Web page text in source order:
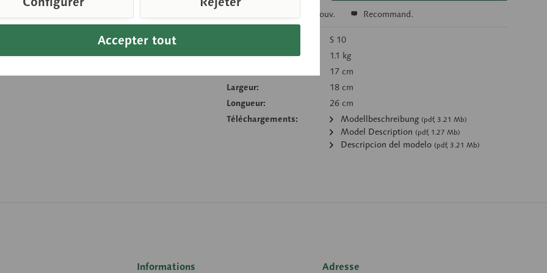
Se souv. Recommand.
S 10
Poids (en kg):
1.1 kg
17 cm
Largeur:
18 cm
Longueur:
26 cm
Téléchargements:
Modellbeschreibung (pdf, 3.21 Mb)
Model Description (pdf, 1.27 Mb)
Descripcion del modelo (pdf, 3.21 Mb)
Informations Adresse
Accepter tout